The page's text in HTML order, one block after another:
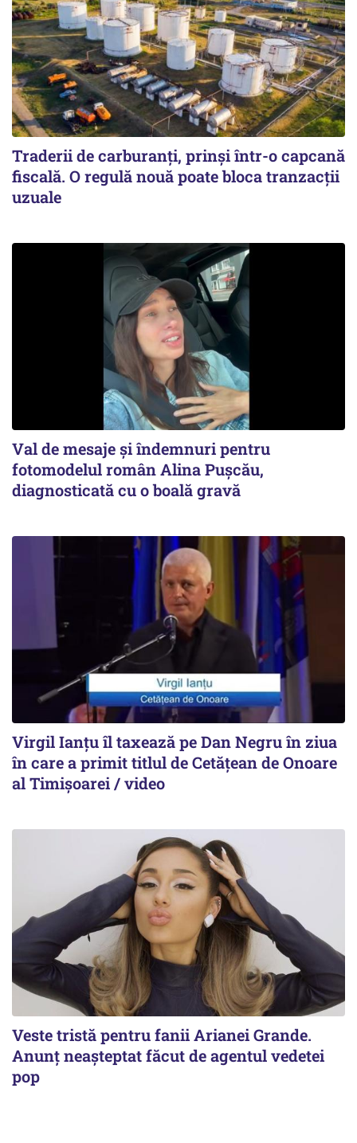
Traderii de carburanți, prinși într-o capcană
fiscală. O regulă nouă poate bloca tranzacții
uzuale
Val de mesaje și îndemnuri pentru
fotomodelul român Alina Pușcău,
diagnosticată cu o boală gravă
Virgil Ianțu îl taxează pe Dan Negru în ziua
în care a primit titlul de Cetățean de Onoare
al Timișoarei / video
Veste tristă pentru fanii Arianei Grande.
Anunț neașteptat făcut de agentul vedetei
pop